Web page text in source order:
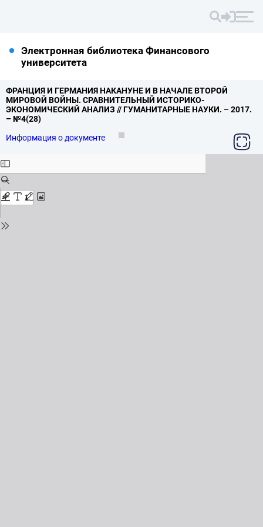
Электронная библиотека Финансового
университета
ФРАНЦИЯ И ГЕРМАНИЯ НАКАНУНЕ И В НАЧАЛЕ ВТОРОЙ
МИРОВОЙ ВОЙНЫ. СРАВНИТЕЛЬНЫЙ ИСТОРИКО-
ЭКОНОМИЧЕСКИЙ АНАЛИЗ // ГУМАНИТАРНЫЕ НАУКИ. – 2017.
– №4(28)
Информация о документе